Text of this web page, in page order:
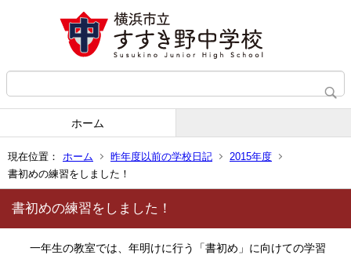
ホーム
現在位置： ホーム 昨年度以前の学校日記
2015年度
書初めの練習をしました！
書初めの練習をしました！
一年生の教室では、年明けに行う「書初め」に向けての学習